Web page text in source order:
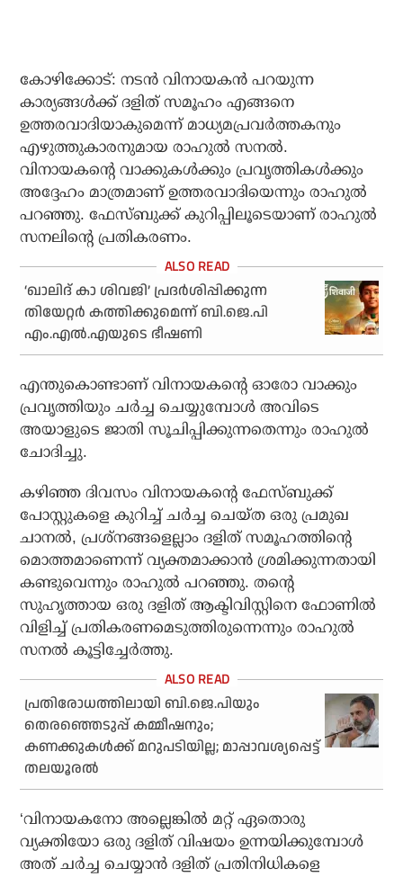
കോഴിക്കോട്: നടന്‍ വിനായകന്‍ പറയുന്ന
കാര്യങ്ങള്‍ക്ക് ദളിത് സമൂഹം എങ്ങനെ
ഉത്തരവാദിയാകുമെന്ന് മാധ്യമപ്രവര്‍ത്തകനും
എഴുത്തുകാരനുമായ രാഹുല്‍ സനല്‍.
വിനായകന്റെ വാക്കുകള്‍ക്കും പ്രവൃത്തികള്‍ക്കും
അദ്ദേഹം മാത്രമാണ് ഉത്തരവാദിയെന്നും രാഹുല്‍
പറഞ്ഞു. ഫേസ്ബുക്ക് കുറിപ്പിലൂടെയാണ് രാഹുല്‍
സനലിന്റെ പ്രതികരണം.
‘ഖാലിദ് കാ ശിവജി’ പ്രദര്‍ശിപ്പിക്കുന്ന
തിയേറ്റര്‍ കത്തിക്കുമെന്ന് ബി.ജെ.പി
എം.എൽ.എയുടെ ഭീഷണി
എന്തുകൊണ്ടാണ് വിനായകന്റെ ഓരോ വാക്കും
പ്രവൃത്തിയും ചര്‍ച്ച ചെയ്യുമ്പോള്‍ അവിടെ
അയാളുടെ ജാതി സൂചിപ്പിക്കുന്നതെന്നും രാഹുല്‍
ചോദിച്ചു.
കഴിഞ്ഞ ദിവസം വിനായകന്റെ ഫേസ്ബുക്ക്
പോസ്റ്റുകളെ കുറിച്ച് ചര്‍ച്ച ചെയ്ത ഒരു പ്രമുഖ
ചാനല്‍, പ്രശ്‌നങ്ങളെല്ലാം ദളിത് സമൂഹത്തിന്റെ
മൊത്തമാണെന്ന് വ്യക്തമാക്കാന്‍ ശ്രമിക്കുന്നതായി
കണ്ടുവെന്നും രാഹുല്‍ പറഞ്ഞു. തന്റെ
സുഹൃത്തായ ഒരു ദളിത് ആക്ടിവിസ്റ്റിനെ ഫോണില്‍
വിളിച്ച് പ്രതികരണമെടുത്തിരുന്നെന്നും രാഹുല്‍
സനല്‍ കൂട്ടിച്ചേര്‍ത്തു.
പ്രതിരോധത്തിലായി ബി.ജെ.പിയും
തെരഞ്ഞെടുപ്പ് കമ്മീഷനും;
കണക്കുകള്‍ക്ക് മറുപടിയില്ല; മാപ്പാവശ്യപ്പെട്ട്
തലയൂരല്‍
‘വിനായകനോ അല്ലെങ്കില്‍ മറ്റ് ഏതൊരു
വ്യക്തിയോ ഒരു ദളിത് വിഷയം ഉന്നയിക്കുമ്പോള്‍
അത് ചര്‍ച്ച ചെയ്യാന്‍ ദളിത് പ്രതിനിധികളെ